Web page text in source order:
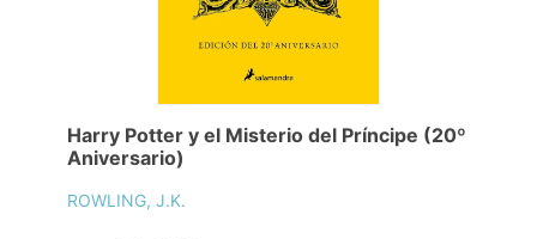
Harry Potter y el Misterio del Príncipe (20º
Aniversario)
ROWLING, J.K.